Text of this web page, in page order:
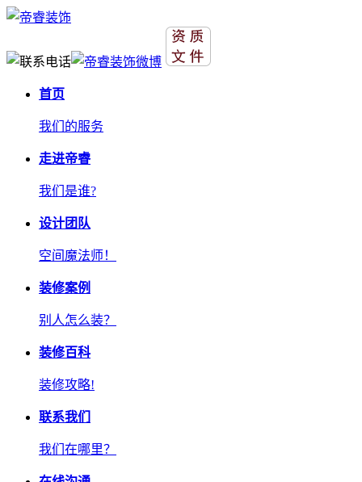
首页
我们的服务
走进帝睿
我们是谁?
设计团队
空间魔法师！
装修案例
别人怎么装？
装修百科
装修攻略!
联系我们
我们在哪里？